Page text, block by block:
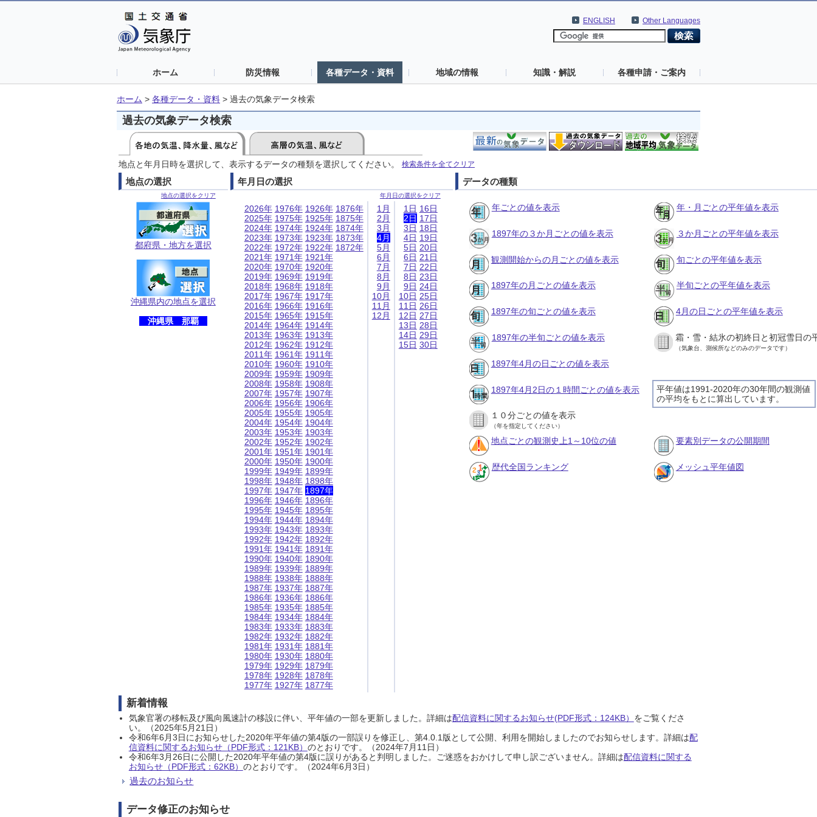
Other Languages
ENGLISH
ホーム 防災情報 各種データ・資料 地域の情報 知識・解説 各種申請・ご案内
ホーム > 各種データ・資料 > 過去の気象データ検索
過去の気象データ検索
地点と年月日時を選択して、表示するデータの種類を選択してください。 検索条件を全てクリア
地点の選択
地点の選択をクリア
都府県・地方を選択
沖縄県内の地点を選択
沖縄県 那覇
年月日の選択
年月日の選択をクリア
2026年
2025年
2024年
2023年
2022年
2021年
2020年
2019年
2018年
2017年
2016年
2015年
2014年
2013年
2012年
2011年
2010年
2009年
2008年
2007年
2006年
2005年
2004年
2003年
2002年
2001年
2000年
1999年
1998年
1997年
1996年
1995年
1994年
1993年
1992年
1991年
1990年
1989年
1988年
1987年
1986年
1985年
1984年
1983年
1982年
1981年
1980年
1979年
1978年
1977年
1976年
1975年
1974年
1973年
1972年
1971年
1970年
1969年
1968年
1967年
1966年
1965年
1964年
1963年
1962年
1961年
1960年
1959年
1958年
1957年
1956年
1955年
1954年
1953年
1952年
1951年
1950年
1949年
1948年
1947年
1946年
1945年
1944年
1943年
1942年
1941年
1940年
1939年
1938年
1937年
1936年
1935年
1934年
1933年
1932年
1931年
1930年
1929年
1928年
1927年
1926年
1925年
1924年
1923年
1922年
1921年
1920年
1919年
1918年
1917年
1916年
1915年
1914年
1913年
1912年
1911年
1910年
1909年
1908年
1907年
1906年
1905年
1904年
1903年
1902年
1901年
1900年
1899年
1898年
1897年
1896年
1895年
1894年
1893年
1892年
1891年
1890年
1889年
1888年
1887年
1886年
1885年
1884年
1883年
1882年
1881年
1880年
1879年
1878年
1877年
1876年
1875年
1874年
1873年
1872年
1月
2月
3月
4月
5月
6月
7月
8月
9月
10月
11月
12月
1日
2日
3日
4日
5日
6日
7日
8日
9日
10日
11日
12日
13日
14日
15日
16日
17日
18日
19日
20日
21日
22日
23日
24日
25日
26日
27日
28日
29日
30日
データの種類
年ごとの値を表示 年・月ごとの平年値を表示
1897年の３か月ごとの値を表示 ３か月ごとの平年値を表示
観測開始からの月ごとの値を表示 旬ごとの平年値を表示
1897年の月ごとの値を表示 半旬ごとの平年値を表示
1897年の旬ごとの値を表示 4月の日ごとの平年値を表示
1897年の半旬ごとの値を表示 霜・雪・結氷の初終日と初冠雪日の
（気象台、測候所などのみのデータです）
1897年4月の日ごとの値を表示
平年値は1991-2020年の30年間の観測値
の平均をもとに算出しています。
1897年4月2日の１時間ごとの値を表示
１０分ごとの値を表示
（年を指定してください）
地点ごとの観測史上1～10位の値 要素別データの公開期間
歴代全国ランキング メッシュ平年値図
新着情報
気象官署の移転及び風向風速計の移設に伴い、平年値の一部を更新しました。詳細は配信資料に関するお知らせ(PDF形式：124KB） をご覧くださ
い。（2025年5月21日）
令和6年6月3日にお知らせした2020年平年値の第4版の一部誤りを修正し、第4.0.1版として公開、利用を開始しましたのでお知らせします。詳細は配
信資料に関するお知らせ（PDF形式：121KB） のとおりです。（2024年7月11日）
令和6年3月26日に公開した2020年平年値の第4版に誤りがあると判明しました。ご迷惑をおかけして申し訳ございません。詳細は配信資料に関する
お知らせ（PDF形式：62KB） のとおりです。（2024年6月3日）
過去のお知らせ
データ修正のお知らせ